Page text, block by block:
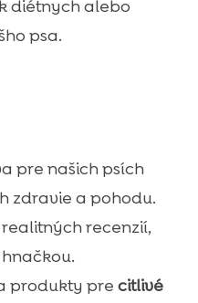
diétnych alebo
psa.
pre našich psích
zdravie a pohodu.
recenzií,
produkty pre citlivé